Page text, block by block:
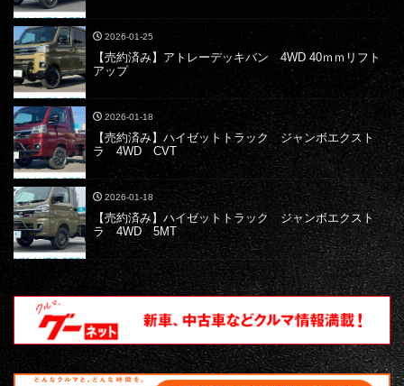
2026-01-25
【売約済み】アトレーデッキバン 4WD 40ｍｍリフト
アップ
2026-01-18
【売約済み】ハイゼットトラック ジャンボエクスト
ラ 4WD CVT
2026-01-18
【売約済み】ハイゼットトラック ジャンボエクスト
ラ 4WD 5MT